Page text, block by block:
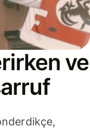
ve